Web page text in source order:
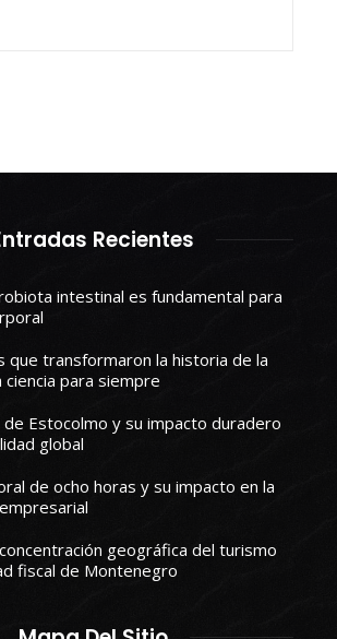
Recientes
intestinal es fundamental para
que transformaron la historia de la
ciencia para siempre
de Estocolmo y su impacto duradero
global
de ocho horas y su impacto en la
geográfica del turismo
fiscal de Montenegro